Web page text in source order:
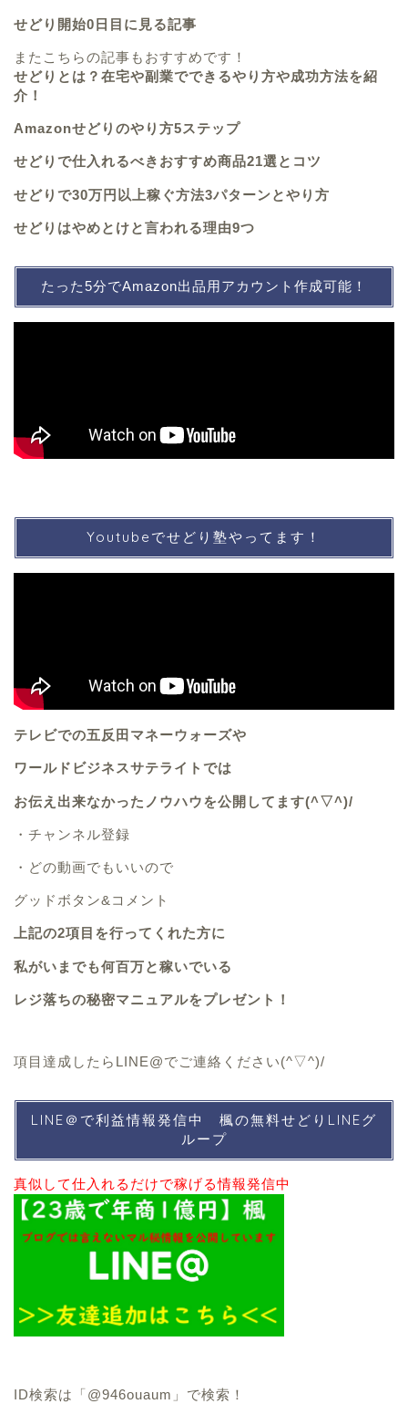
せどり開始0日目に見る記事
またこちらの記事もおすすめです！
せどりとは？在宅や副業でできるやり方や成功方法を紹
介！
Amazonせどりのやり方5ステップ
せどりで仕入れるべきおすすめ商品21選とコツ
せどりで30万円以上稼ぐ方法3パターンとやり方
せどりはやめとけと言われる理由9つ
たった5分でAmazon出品用アカウント作成可能！
Youtubeでせどり塾やってます！
テレビでの五反田マネーウォーズや
ワールドビジネスサテライトでは
お伝え出来なかったノウハウを公開してます(^▽^)/
・ チャンネル登録
・ どの動画でもいいので
グッドボタン&コメント
上記の2項目を行ってくれた方に
私がいまでも何百万と稼いでいる
レジ落ちの秘密マニュアルをプレゼント！
項目達成したらLINE@でご連絡ください(^▽^)/
LINE＠で利益情報発信中 楓の無料せどりLINEグ
ループ
真似して仕入れるだけで稼げる情報発信中
ID検索は 「@946ouaum」で検索！